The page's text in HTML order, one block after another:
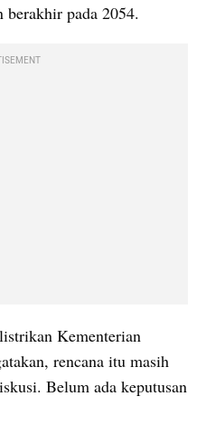
pada 2054.
Kementerian
rencana itu masih
Belum ada keputusan